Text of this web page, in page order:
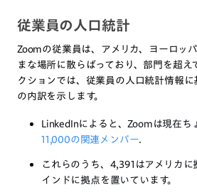
従業員の人口統計
Zoomの従業員は、アメリカ、ヨーロッ
まな場所に散らばっており、部門を超え
クションでは、従業員の人口統計情報に
の内訳を示します。
LinkedInによると、Zoomは現在ち
11,000の関連メンバー.
これらのうち、4,391はアメリカに
インドに拠点を置いています。